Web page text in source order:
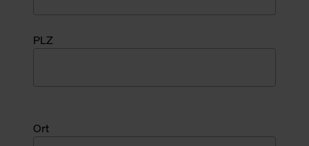
PLZ
Ort